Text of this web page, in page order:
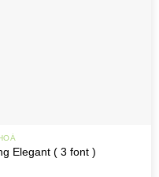
Elegant ( 3 font )